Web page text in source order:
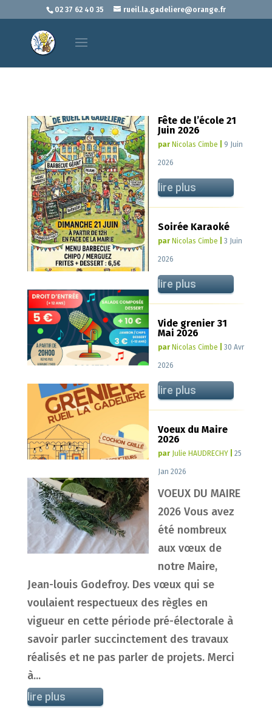
02 37 62 40 35 rueil.la.gadeliere@orange.fr
Fête de l’école 21
Juin 2026
par Nicolas Cimbe 9 Juin
2026
lire plus
Soirée Karaoké
par Nicolas Cimbe 3 Juin
2026
lire plus
Vide grenier 31
Mai 2026
par Nicolas Cimbe 30 Avr
2026
lire plus
Voeux du Maire
2026
par Julie HAUDRECHY| 25
Jan 2026
VOEUX DU MAIRE
2026 Vous avez
été nombreux
aux vœux de
notre Maire,
Jean-louis Godefroy. Des vœux qui se
voulaient respectueux des règles en
vigueur en cette période pré-électorale à
savoir parler succinctement des travaux
réalisés et ne pas parler de projets. Merci
à...
lire plus